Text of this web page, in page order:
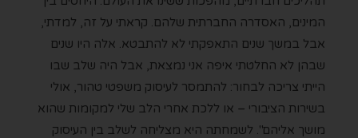
המינים, האסדרה החברתית שלהם. קראתי על זה, למדתי,
אבל במשך שנים התאפקתי לא להתבטא. אלה היו שנים
שבהן לא החלטתי איפה אני נמצאת, אבל היה שלב שבו
הייתי צריכה לבחור: להתמסר לעיסוק משפטי טהור, אולי
בשירות הציבורי – או ללכת אחרי הלב שלי למקומות שהוא
מושך אליהם". לשמחתה היא מצליחה לשלב בין העיסוק